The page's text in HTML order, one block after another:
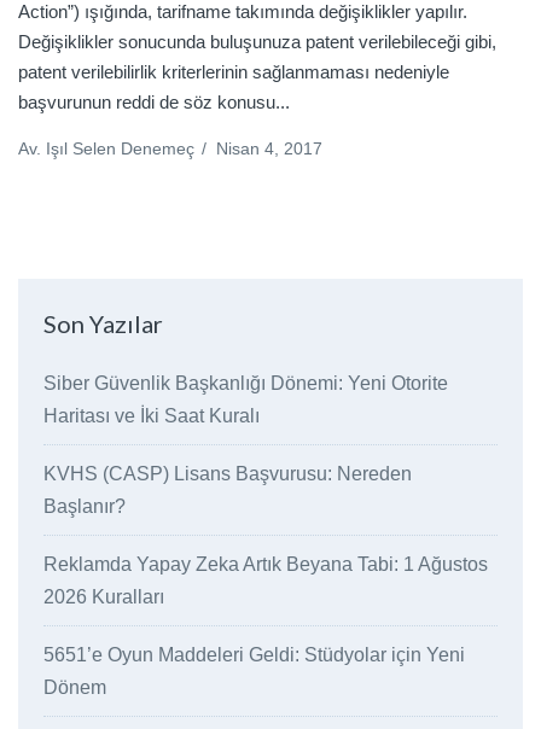
Action”) ışığında, tarifname takımında değişiklikler yapılır.
Değişiklikler sonucunda buluşunuza patent verilebileceği gibi,
patent verilebilirlik kriterlerinin sağlanmaması nedeniyle
başvurunun reddi de söz konusu...
Av. Işıl Selen Denemeç / Nisan 4, 2017
Son Yazılar
Siber Güvenlik Başkanlığı Dönemi: Yeni Otorite
Haritası ve İki Saat Kuralı
KVHS (CASP) Lisans Başvurusu: Nereden
Başlanır?
Reklamda Yapay Zeka Artık Beyana Tabi: 1 Ağustos
2026 Kuralları
5651’e Oyun Maddeleri Geldi: Stüdyolar için Yeni
Dönem